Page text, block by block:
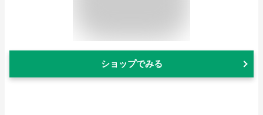
ショップでみる